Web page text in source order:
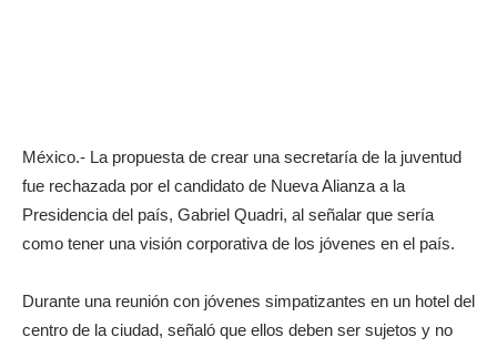
México.- La propuesta de crear una secretaría de la juventud
fue rechazada por el candidato de Nueva Alianza a la
Presidencia del país, Gabriel Quadri, al señalar que sería
como tener una visión corporativa de los jóvenes en el país.
Durante una reunión con jóvenes simpatizantes en un hotel del
centro de la ciudad, señaló que ellos deben ser sujetos y no